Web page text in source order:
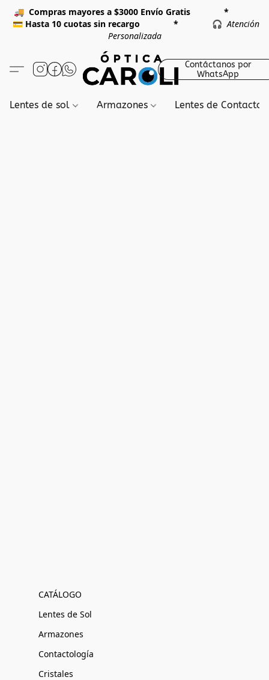
🚚 Compras mayores a $3000 Envío Gratis *
💳 Hasta 10 cuotas sin recargo * 🎧Atención
Personalizada
Contáctanos por
WhatsApp
Lentes de sol Armazones Lentes de Contacto
CATÁLOGO
Lentes de Sol
Armazones
Contactología
Cristales